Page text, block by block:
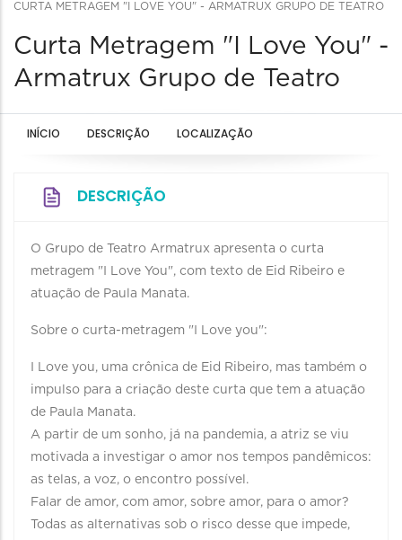
CURTA METRAGEM "I LOVE YOU" - ARMATRUX GRUPO DE TEATRO
Curta Metragem "I Love You" -
Armatrux Grupo de Teatro
INÍCIO DESCRIÇÃO LOCALIZAÇÃO
DESCRIÇÃO
O Grupo de Teatro Armatrux apresenta o curta
metragem "I Love You", com texto de Eid Ribeiro e
atuação de Paula Manata.
Sobre o curta-metragem "I Love you":
I Love you, uma crônica de Eid Ribeiro, mas também o
impulso para a criação deste curta que tem a atuação
de Paula Manata.
A partir de um sonho, já na pandemia, a atriz se viu
motivada a investigar o amor nos tempos pandêmicos:
as telas, a voz, o encontro possível.
Falar de amor, com amor, sobre amor, para o amor?
Todas as alternativas sob o risco desse que impede,